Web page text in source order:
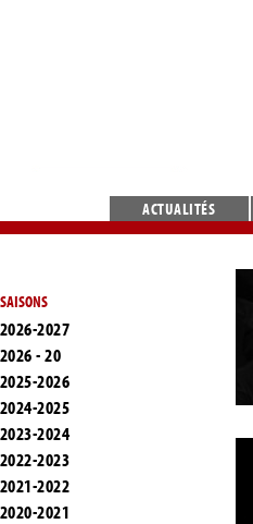
ACTUALITÉS
SAISONS
2026-2027
2026 - 20
2025-2026
2024-2025
2023-2024
2022-2023
2021-2022
2020-2021